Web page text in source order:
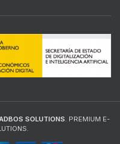
SOLUTIONS. PREMIUM E-